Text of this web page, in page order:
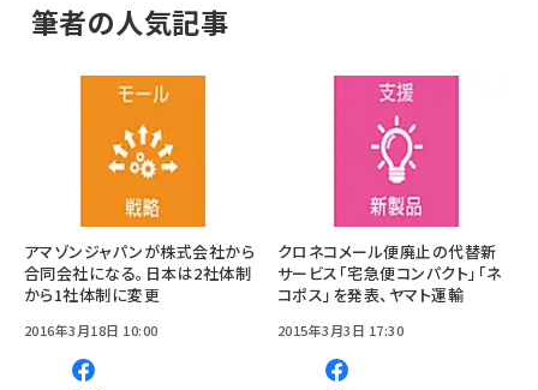
筆者の人気記事
アマゾンジャパンが株式会社から
合同会社になる。日本は2社体制
から1社体制に変更
2016年3月18日 10:00
クロネコメール便廃止の代替新
サービス「宅急便コンパクト」「ネ
コポス」を発表、ヤマト運輸
2015年3月3日 17:30